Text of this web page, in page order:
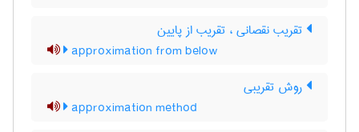
تقریب نقصانی ، تقریب از پایین
approximation from below
روش تقریبی
approximation method